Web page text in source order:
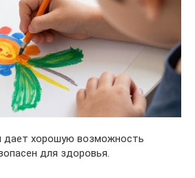
дает хорошую возможность
для здоровья.